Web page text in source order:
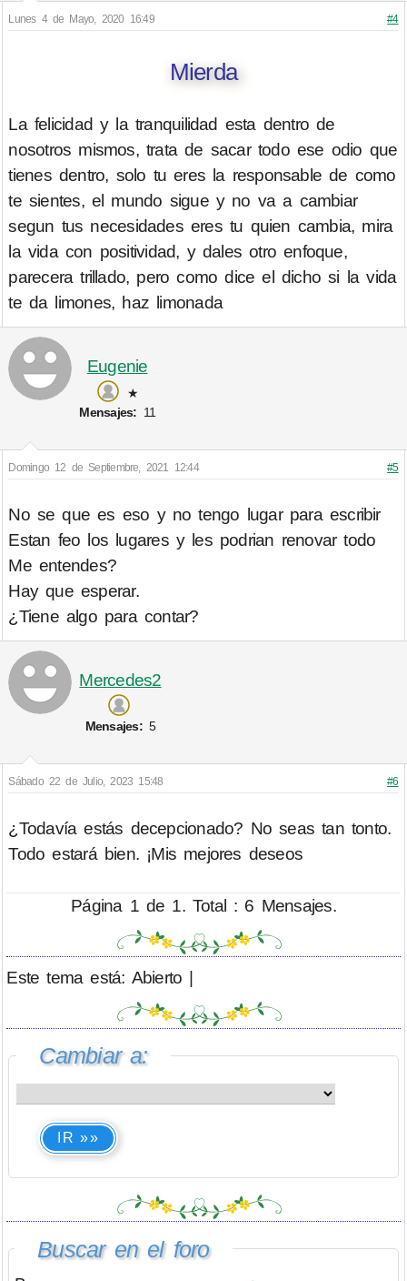
Lunes 4 de Mayo, 2020 16:49 #4
Mierda
La felicidad y la tranquilidad esta dentro de
nosotros mismos, trata de sacar todo ese odio que
tienes dentro, solo tu eres la responsable de como
te sientes, el mundo sigue y no va a cambiar
segun tus necesidades eres tu quien cambia, mira
la vida con positividad, y dales otro enfoque,
parecera trillado, pero como dice el dicho si la vida
te da limones, haz limonada
Eugenie
★
Mensajes: 11
Domingo 12 de Septiembre, 2021 12:44 #5
No se que es eso y no tengo lugar para escribir
Estan feo los lugares y les podrian renovar todo
Me entendes?
Hay que esperar.
¿Tiene algo para contar?
Mercedes2
Mensajes:5
Sábado 22 de Julio, 2023 15:48 #6
¿Todavía estás decepcionado? No seas tan tonto.
Todo estará bien. ¡Mis mejores deseos
Página 1 de 1. Total : 6 Mensajes.
Este tema está: Abierto |
Cambiar a:
IR »»
Buscar en el foro